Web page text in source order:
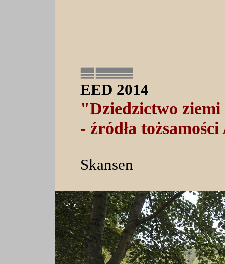
EED 2014
"Dziedzictwo
- źródła
Skansen